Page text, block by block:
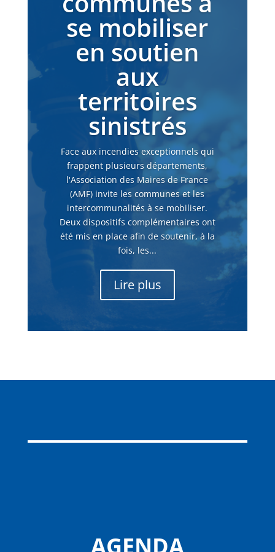
se mobiliser
en soutien
aux
territoires
sinistrés
Face aux incendies exceptionnels qui
frappent plusieurs départements,
l'Association des Maires de France
(AMF) invite les communes et les
intercommunalités à se mobiliser.
Deux dispositifs complémentaires ont
été mis en place afin de soutenir, à la
fois, les...
Lire plus